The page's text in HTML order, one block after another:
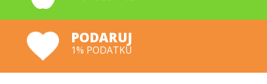
PODARUJ
1% PODATKU